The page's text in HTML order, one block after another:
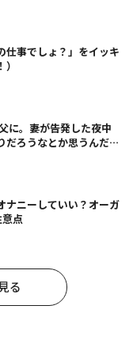
仕事でしょ？」をイッキ
に。妻が告発した夜中
だろうなとか思うんだけ
ナニーしていい？オーガ
点
る